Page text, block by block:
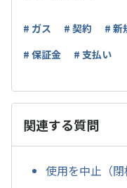
# ガス # 契約 # 新
# 保証金
# 支払い
関連する質問
使用を中止（閉